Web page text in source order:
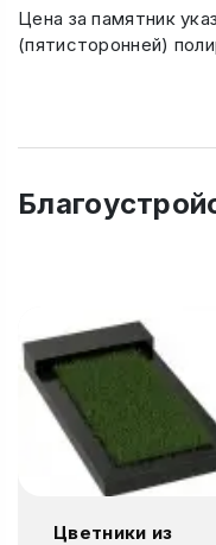
Цена за памятник
(пятисторонней)
Цветники из